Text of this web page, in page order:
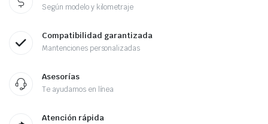
Según modelo y kilometraje
Compatibilidad garantizada
Mantenciones personalizadas
Asesorías
Te ayudamos en línea
Atención rápida